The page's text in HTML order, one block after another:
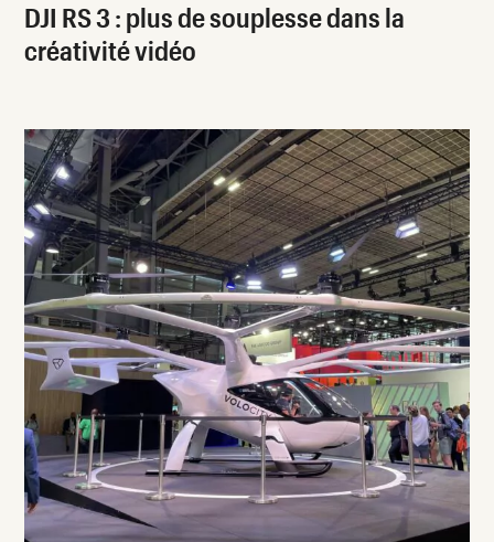
DJI RS 3 : plus de souplesse dans la
créativité vidéo